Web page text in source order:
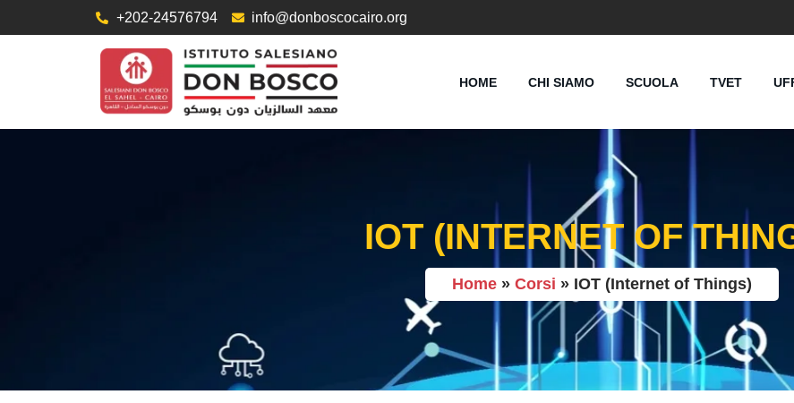
+202-24576794 info@donboscocairo.org
HOME CHI SIAMO SCUOLA TVET
IOT (INTERNET OF
Home» Corsi » IOT (Internet of Things)